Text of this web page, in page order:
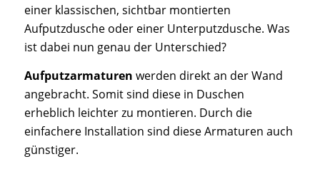
einer klassischen, sichtbar montierten
Aufputzdusche oder einer Unterputzdusche. Was
ist dabei nun genau der Unterschied?
Aufputzarmaturen werden direkt an der Wand
angebracht. Somit sind diese in Duschen
erheblich leichter zu montieren. Durch die
einfachere Installation sind diese Armaturen auch
günstiger.